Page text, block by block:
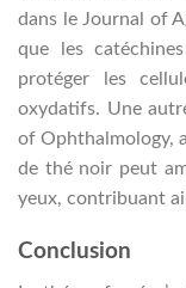
dans le Journal of
que les
protéger les
oxydatifs. Une
of Ophthalmology,
de thé noir peut
yeux, contribuant
Conclusion